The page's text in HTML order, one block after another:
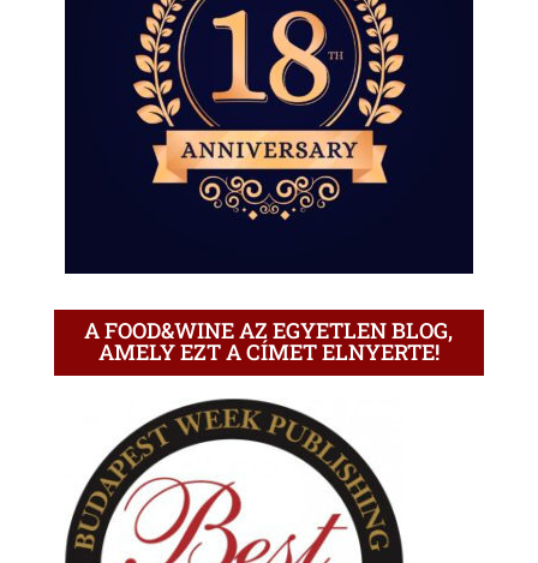
A FOOD&WINE AZ EGYETLEN BLOG,
AMELY EZT A CÍMET ELNYERTE!